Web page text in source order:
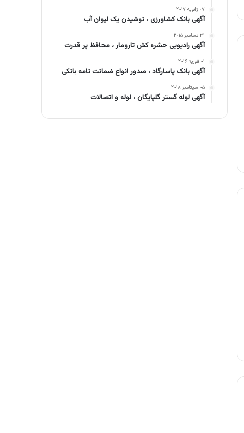
۰۷ ژانویه ۲۰۱۷
آگهی بانک کشاورزی ، نوشیدن یک لیوان آب
۳۱ دسامبر ۲۰۱۵
آگهی رادیویی حشره کش تارومار ، محافظ پر قدرت
۰۱ فوریه ۲۰۱۶
آگهی بانک پاسارگاد ، صدور انواع ضمانت نامه بانکی
۰۵ سپتامبر ۲۰۱۸
آگهی لوله گستر گلپایگان ، لوله و اتصالات